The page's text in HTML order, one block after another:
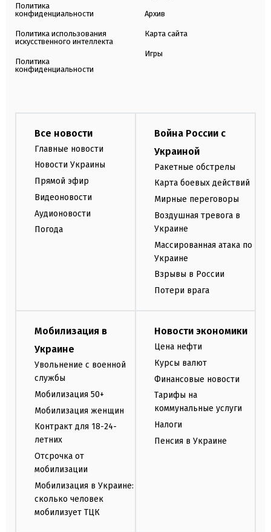
Политика
конфиденциальности
Политика использования
искусственного интеллекта
Политика
конфиденциальности
Архив
Карта сайта
Игры
Все новости
Главные новости
Новости Украины
Прямой эфир
Видеоновости
Аудионовости
Погода
Война России с
Украиной
Ракетные обстрелы
Карта боевых действий
Мирные переговоры
Воздушная тревога в
Украине
Массированная атака по
Украине
Взрывы в России
Потери врага
Мобилизация в
Украине
Увольнение с военной
службы
Мобилизация 50+
Мобилизация женщин
Контракт для 18-24-
летних
Отсрочка от
мобилизации
Мобилизация в Украине:
сколько человек
мобилизует ТЦК
Новости экономики
Цена нефти
Курсы валют
Финансовые новости
Тарифы на
коммунальные услуги
Налоги
Пенсия в Украине